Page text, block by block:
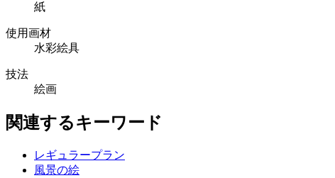
紙
使用画材
水彩絵具
技法
絵画
関連するキーワード
レギュラープラン
風景の絵